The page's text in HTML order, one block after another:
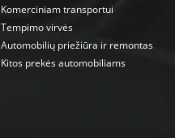
Komerciniam transportui
Tempimo virvės
Automobilių priežiūra ir remontas
Kitos prekės automobiliams